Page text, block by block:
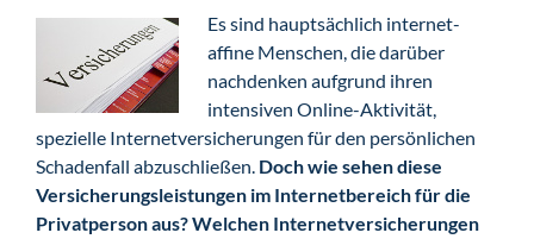
Es sind hauptsächlich internet-
affine Menschen, die darüber
nachdenken aufgrund ihren
intensiven Online-Aktivität,
spezielle Internetversicherungen für den persönlichen
Schadenfall abzuschließen. Doch wie sehen diese
Versicherungsleistungen im Internetbereich für die
Privatperson aus? Welchen Internetversicherungen